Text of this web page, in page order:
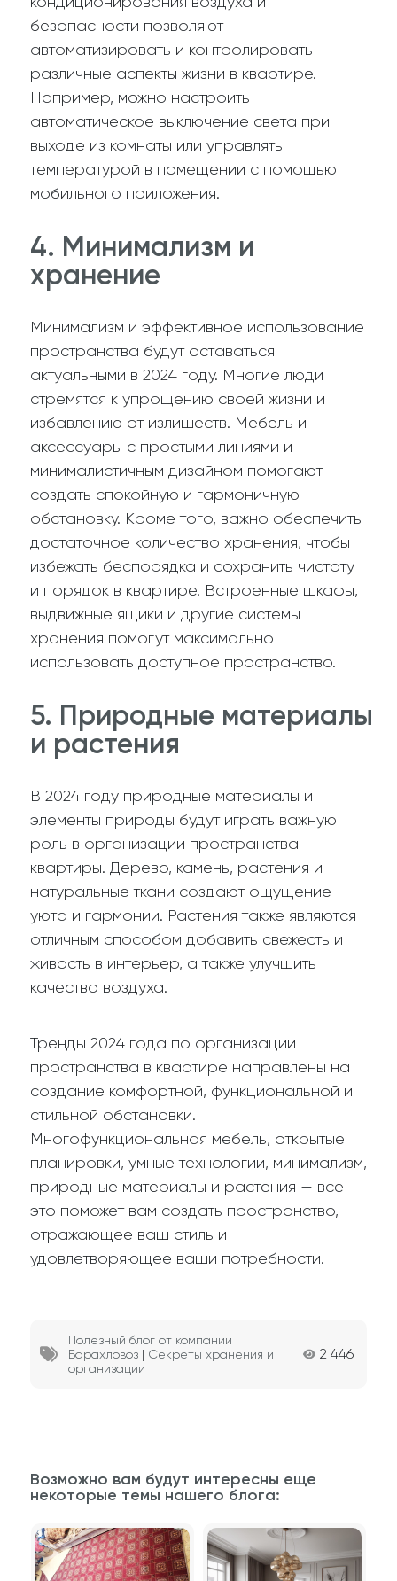
безопасности позволяют
автоматизировать и контролировать
различные аспекты жизни в квартире.
Например, можно настроить
автоматическое выключение света при
выходе из комнаты или управлять
температурой в помещении с помощью
мобильного приложения.
4. Минимализм и
хранение
Минимализм и эффективное использование
пространства будут оставаться
актуальными в 2024 году. Многие люди
стремятся к упрощению своей жизни и
избавлению от излишеств. Мебель и
аксессуары с простыми линиями и
минималистичным дизайном помогают
создать спокойную и гармоничную
обстановку. Кроме того, важно обеспечить
достаточное количество хранения, чтобы
избежать беспорядка и сохранить чистоту
и порядок в квартире. Встроенные шкафы,
выдвижные ящики и другие системы
хранения помогут максимально
использовать доступное пространство.
5. Природные материалы
и растения
В 2024 году природные материалы и
элементы природы будут играть важную
роль в организации пространства
квартиры. Дерево, камень, растения и
натуральные ткани создают ощущение
уюта и гармонии. Растения также являются
отличным способом добавить свежесть и
живость в интерьер, а также улучшить
качество воздуха.
Тренды 2024 года по организации
пространства в квартире направлены на
создание комфортной, функциональной и
стильной обстановки.
Многофункциональная мебель, открытые
планировки, умные технологии, минимализм,
природные материалы и растения — все
это поможет вам создать пространство,
отражающее ваш стиль и
удовлетворяющее ваши потребности.
Полезный блог от компании
Барахловоз| Секреты хранения и
организации
2 446
Возможно вам будут интересны еще
некоторые темы нашего блога: